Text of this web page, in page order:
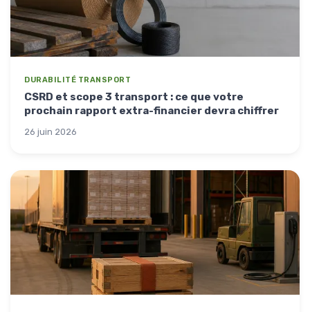
DURABILITÉ TRANSPORT
CSRD et scope 3 transport : ce que votre
prochain rapport extra-financier devra chiffrer
26 juin 2026